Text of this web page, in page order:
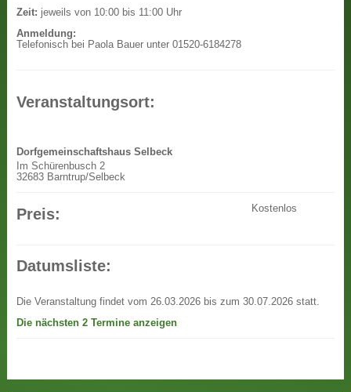
Zeit: jeweils von 10:00 bis 11:00 Uhr
Anmeldung:
Telefonisch bei Paola Bauer unter 01520-6184278
Veranstaltungsort:
Dorfgemeinschaftshaus Selbeck
Im Schürenbusch 2
32683 Barntrup/Selbeck
Preis: Kostenlos
Datumsliste:
Die Veranstaltung findet vom 26.03.2026 bis zum 30.07.2026 statt.
Die nächsten 2 Termine anzeigen